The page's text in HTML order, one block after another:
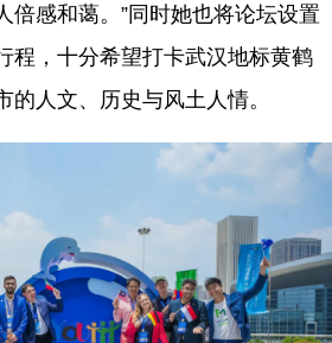
倍感和蔼。”同时她也将论坛设置
程，十分希望打卡武汉地标黄鹤
的人文、历史与风土人情。